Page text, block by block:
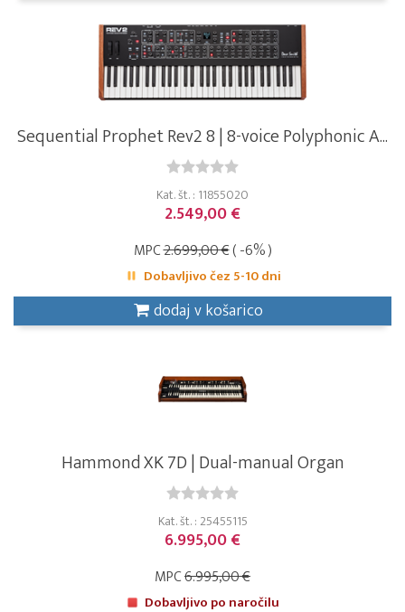
Sequential Prophet Rev2 8 | 8-voice Polyphonic A...
Kat. št. : 11855020
2.549,00 €
MPC2.699,00 €( -6% )
Dobavljivo čez 5-10 dni
dodaj v košarico
Hammond XK 7D | Dual-manual Organ
Kat. št. : 25455115
6.995,00 €
MPC6.995,00 €
Dobavljivo po naročilu